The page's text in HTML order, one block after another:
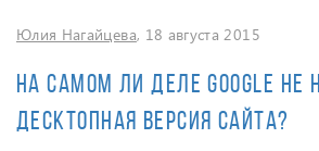
Юлия Нагайцева, 18 августа 2015
На самом ли деле Google не
десктопная версия сайта?